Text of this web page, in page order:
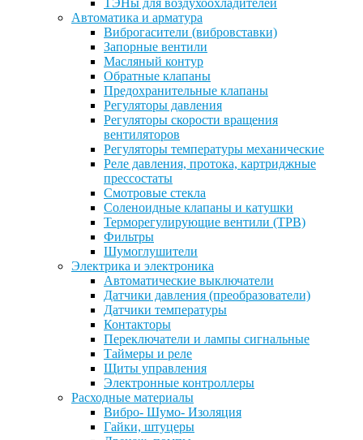
ТЭНы для воздухоохладителей
Автоматика и арматура
Виброгасители (вибровставки)
Запорные вентили
Масляный контур
Обратные клапаны
Предохранительные клапаны
Регуляторы давления
Регуляторы скорости вращения
вентиляторов
Регуляторы температуры механические
Реле давления, протока, картриджные
прессостаты
Смотровые стекла
Соленоидные клапаны и катушки
Терморегулирующие вентили (ТРВ)
Фильтры
Шумоглушители
Электрика и электроника
Автоматические выключатели
Датчики давления (преобразователи)
Датчики температуры
Контакторы
Переключатели и лампы сигнальные
Таймеры и реле
Щиты управления
Электронные контроллеры
Расходные материалы
Вибро- Шумо- Изоляция
Гайки, штуцеры